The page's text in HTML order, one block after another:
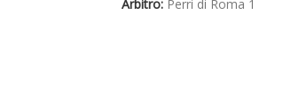
Arbitro: Perri di Roma 1